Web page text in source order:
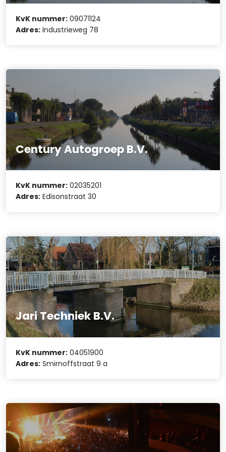
KvK nummer: 09071124
Adres: Industrieweg 78
Century Autogroep B.V.
KvK nummer: 02035201
Adres: Edisonstraat 30
Jari Techniek B.V.
KvK nummer: 04051900
Adres: Smirnoffstraat 9 a